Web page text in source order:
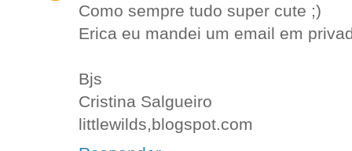
Como sempre tudo super cute ;)
Erica eu mandei um email em
Bjs
Cristina Salgueiro
littlewilds,blogspot.com